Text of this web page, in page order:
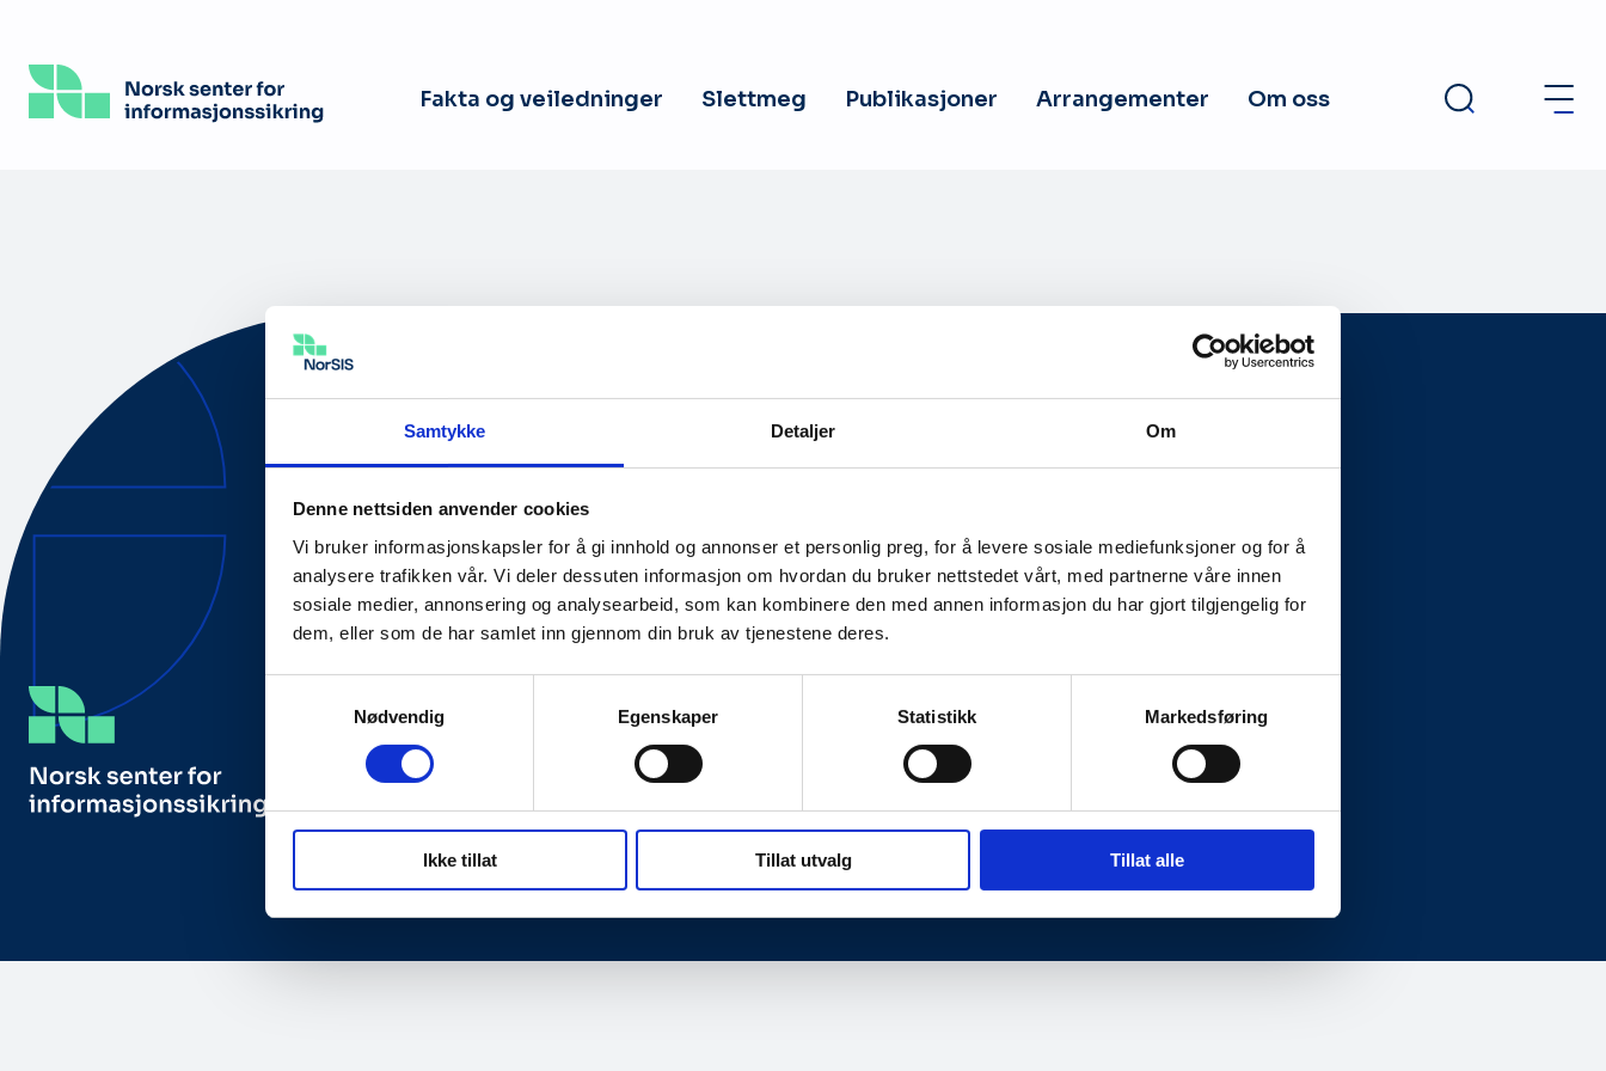
Samtykke Detaljer Om
Denne nettsiden anvender cookies
Vi bruker informasjonskapsler for å gi innhold og annonser et personlig preg, for å levere sosiale mediefunksjoner og for å
analysere trafikken vår. Vi deler dessuten informasjon om hvordan du bruker nettstedet vårt, med partnerne våre innen
sosiale medier, annonsering og analysearbeid, som kan kombinere den med annen informasjon du har gjort tilgjengelig for
dem, eller som de har samlet inn gjennom din bruk av tjenestene deres.
Nødvendig
Egenskaper Statistikk Markedsføring
Ikke tillat Tillat utvalg Tillat alle
hovedinnhold
Fakta og veiledninger Slettmeg Publikasjoner Arrangementer Om oss
Om oss Kontakt oss
Presseside
Tilgjengelighetserklæring
Besøks- og postadresse
NorSIS, Studievegen 2,
Fakturainformasjon
Org.nr: 995 195 003